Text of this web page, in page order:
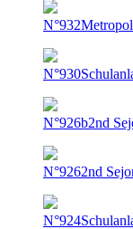
N°932
N°930
N°926b2nd
N°9262nd
N°924